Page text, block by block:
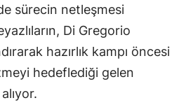
sürecin netleşmesi
Di Gregorio
hazırlık kampı öncesi
hedeflediği gelen